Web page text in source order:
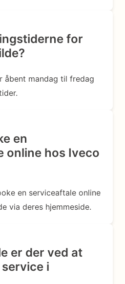
for
åbent mandag til fredag
en
online hos Iveco
en serviceaftale online
via deres hjemmeside.
er der ved at
i